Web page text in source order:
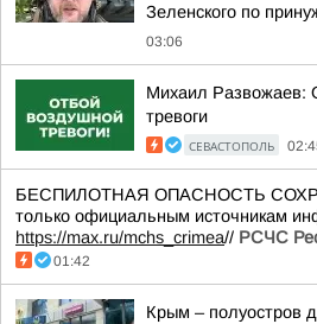
Зеленского по
03:06
Михаил Развожаев:
тревоги
СЕВАСТОПОЛЬ
БЕСПИЛОТНАЯ ОПАСНОСТЬ
только официальным источникам
https://max.ru/mchs_crimea// РСЧС
01:42
Крым – полуостров